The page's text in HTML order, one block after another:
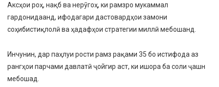
Аксҳои роҳ, нақб ва нерӯгоҳ, ки рамзро мукаммал
гардонидаанд, ифодагари дастовардҳои замони
соҳибистиқлолӣ ва ҳадафҳои стратегии миллӣ мебошанд.
Инчунин, дар паҳлуи рости рамз рақами 35 бо истифода аз
рангҳои парчами давлатӣ ҷойгир аст, ки ишора ба соли ҷашн
мебошад.